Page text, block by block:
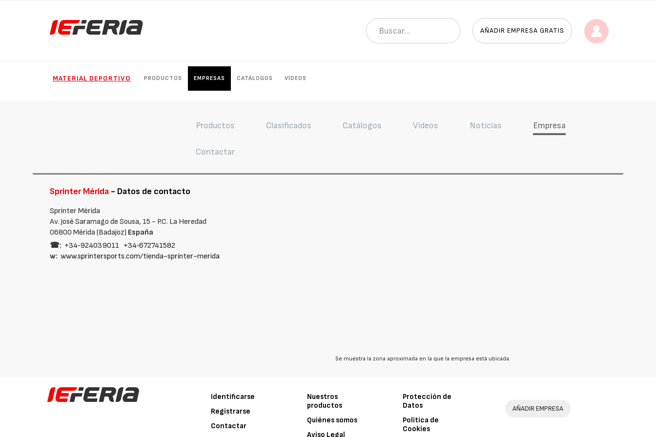
AÑADIR EMPRESA GRATIS
MATERIAL DEPORTIVO PRODUCTOS EMPRESAS CATÁLOGOS VÍDEOS
Productos Clasificados Catálogos Vídeos Noticias Empresa
Contactar
Sprinter Mérida - Datos de contacto
Sprinter Mérida
Av. José Saramago de Sousa, 15 - P.C. La Heredad
06800 Mérida (Badajoz) España
☎: +34‑924039011 +34‑672741582
w:www.sprintersports.com/tienda-sprinter-merida
Se muestra la zona aproximada en la que la empresa está ubicada.
Identificarse
Registrarse
Contactar
Nuestros
productos
Quiénes somos
Aviso Legal
Protección de
Datos
Política de
Cookies
AÑADIR EMPRESA